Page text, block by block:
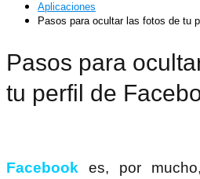
Aplicaciones
Pasos para ocultar las fotos de tu
Pasos para
tu perfil de
Facebook
es, por